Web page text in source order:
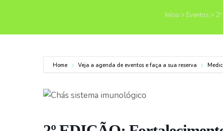
Início > Eventos >
Home Veja a agenda de eventos e faça a sua reserva